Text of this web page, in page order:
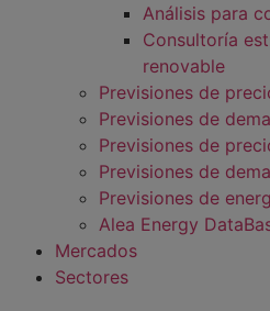
Análisis para
Consultoría
renovable
Previsiones de
Previsiones de
Previsiones de
Previsiones de
Previsiones de
Alea Energy
Mercados
Sectores